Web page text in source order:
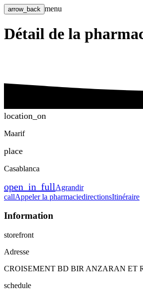
arrow_back menu
Détail de la
location_on
Maarif
place
Casablanca
open_in_fullAgrandir
callAppeler la pharmaciedirectionsItinéraire
Information
storefront
Adresse
CROISEMENT BD BIR ANZARAN ET
schedule